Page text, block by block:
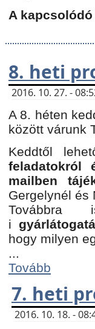
A
8. heti
2016. 10. 27. -
A 8. héten
között várunk
Keddtől
feladatokról
mailben
Gergelynél és
Továbbra
i
hogy milyen
...
Tovább
7. heti
2016. 10. 18. -